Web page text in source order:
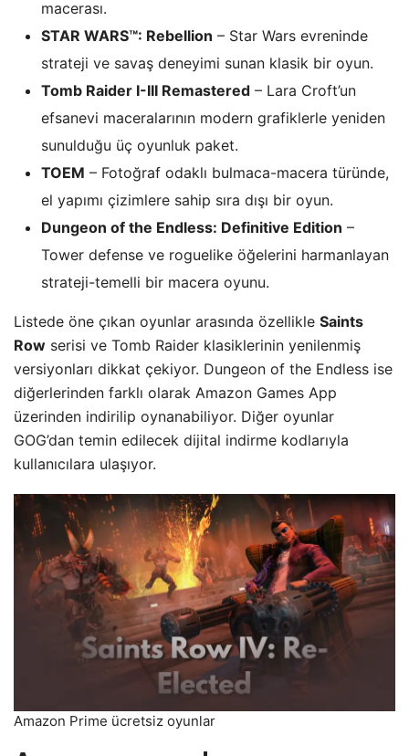
macerası.
STAR WARS™: Rebellion – Star Wars evreninde
strateji ve savaş deneyimi sunan klasik bir oyun.
Tomb Raider I-III Remastered – Lara Croft’un
efsanevi maceralarının modern grafiklerle yeniden
sunulduğu üç oyunluk paket.
TOEM – Fotoğraf odaklı bulmaca-macera türünde,
el yapımı çizimlere sahip sıra dışı bir oyun.
Dungeon of the Endless: Definitive Edition –
Tower defense ve roguelike öğelerini harmanlayan
strateji-temelli bir macera oyunu.
Listede öne çıkan oyunlar arasında özellikle Saints
Row serisi ve Tomb Raider klasiklerinin yenilenmiş
versiyonları dikkat çekiyor. Dungeon of the Endless ise
diğerlerinden farklı olarak Amazon Games App
üzerinden indirilip oynanabiliyor. Diğer oyunlar
GOG’dan temin edilecek dijital indirme kodlarıyla
kullanıcılara ulaşıyor.
Amazon Prime ücretsiz oyunlar